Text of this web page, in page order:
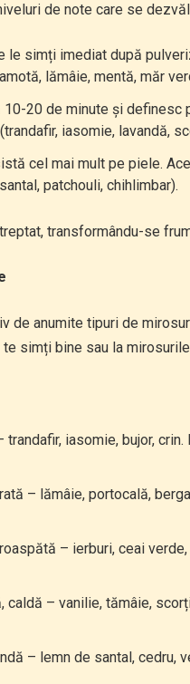
de note care se
le simți imediat după
lămâie, mentă, măr
10-20 de minute și definesc
iasomie, lavandă,
cel mai mult pe piele.
patchouli, chihlimbar).
transformându-se
de anumite tipuri de
simți bine sau la
iasomie, bujor,
– lămâie, portocală,
– ierburi, ceai
caldă – vanilie, tămâie,
– lemn de santal, cedru,